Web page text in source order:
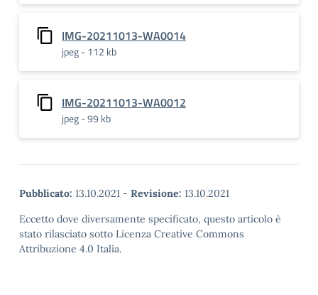
IMG-20211013-WA0014
jpeg - 112 kb
IMG-20211013-WA0012
jpeg - 99 kb
Pubblicato: 13.10.2021 - Revisione: 13.10.2021
Eccetto dove diversamente specificato, questo articolo è
stato rilasciato sotto Licenza Creative Commons
Attribuzione 4.0 Italia.